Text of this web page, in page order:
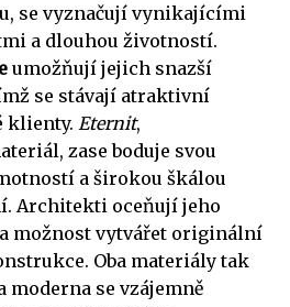
se vyznačují vynikajícími
a dlouhou životností.
umožňují jejich snazší
se stávají atraktivní
klienty. Eternit,
zase boduje svou
a širokou škálou
Architekti oceňují jeho
možnost vytvářet originální
Oba materiály tak
moderna se vzájemně